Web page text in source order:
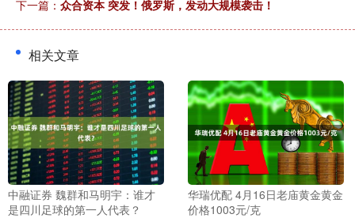
下一篇： 众合资本 突发！俄罗斯，发动大规模袭击！
相关文章
中融证券 魏群和马明宇：谁才
是四川足球的第一人代表？
华瑞优配 4月16日老庙黄金黄金
价格1003元/克